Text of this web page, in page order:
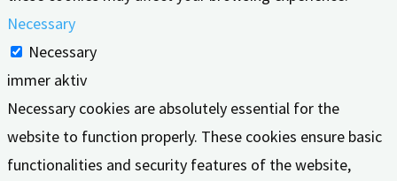
Necessary
Necessary
immer aktiv
Necessary cookies are absolutely essential for the
website to function properly. These cookies ensure basic
functionalities and security features of the website,